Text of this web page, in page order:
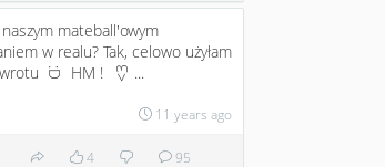
mateball'owym
w realu? Tak, celowo użyłam
:D HM ! <3 ...
11 years ago
4 95